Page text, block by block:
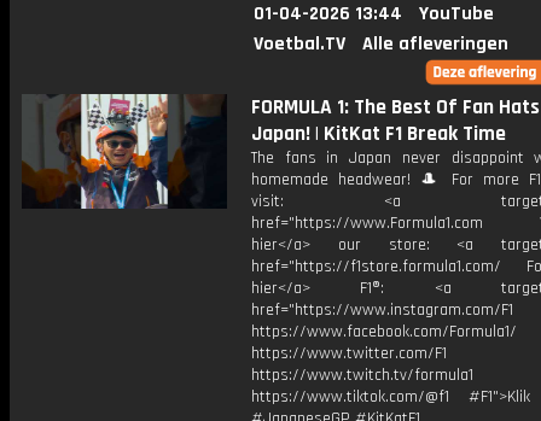
01-04-2026 13:44
YouTube
Voetbal.TV
Alle afleveringen
FORMULA 1: The Best Of Fan
Japan! | KitKat F1 Break Time
The fans in Japan never disappoint
homemade headwear! 🎩 For more
visit: <a
href="https://www.Formula1.com
hier</a> our store: <a
href="https://f1store.formula1.com/
hier</a> F1®: <a
href="https://www.instagram.com/F1
https://www.facebook.com/Formula1/
https://www.twitter.com/F1
https://www.twitch.tv/formula1
https://www.tiktok.com/@f1